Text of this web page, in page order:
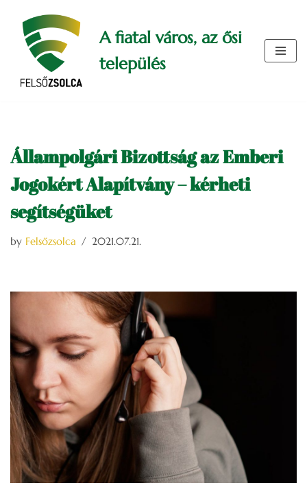
Skip
content
A fiatal város, az ősi
település
Állampolgári Bizottság az Emberi
Jogokért Alapítvány – kérheti
segítségüket
by Felsőzsolca 2021.07.21.